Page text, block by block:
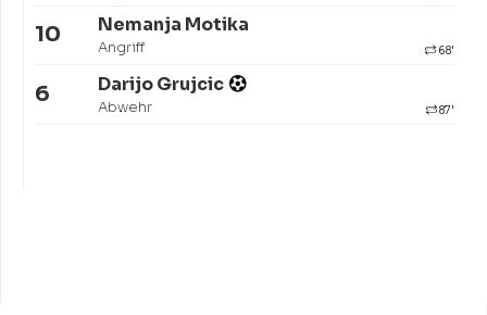
10 Nemanja Motika
Angriff 68'
6 Darijo Grujcic
Abwehr 87'